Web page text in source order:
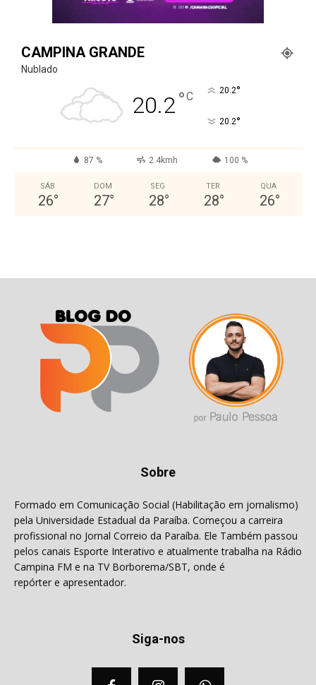
CAMPINA GRANDE
Nublado
20.2°C 20.2°
20.2°
87 % 2.4kmh 100 %
SÁB
26°
DOM
27°
SEG
28°
TER
28°
QUA
26°
Sobre
Formado em Comunicação Social (Habilitação em jornalismo)
pela Universidade Estadual da Paraíba. Começou a carreira
profissional no Jornal Correio da Paraíba. Ele Também passou
pelos canais Esporte Interativo e atualmente trabalha na Rádio
Campina FM e na TV Borborema/SBT, onde é
repórter e apresentador.
Siga-nos